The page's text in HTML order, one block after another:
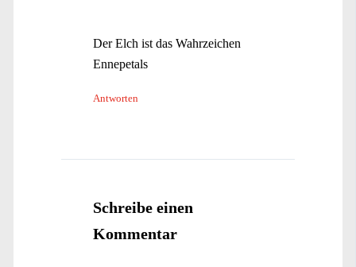
Der Elch ist das Wahrzeichen
Ennepetals
Antworten
Schreibe einen
Kommentar